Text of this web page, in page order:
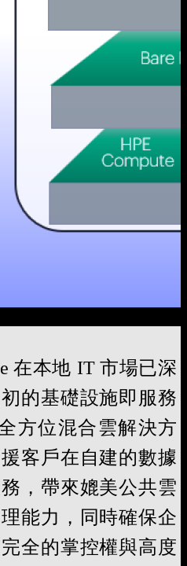
在本地 IT 市場已深
的基礎設施即服務
方位混合雲解決方
客戶在自建的數據
，帶來媲美公共雲
能力，同時確保企
全的掌控權與高度